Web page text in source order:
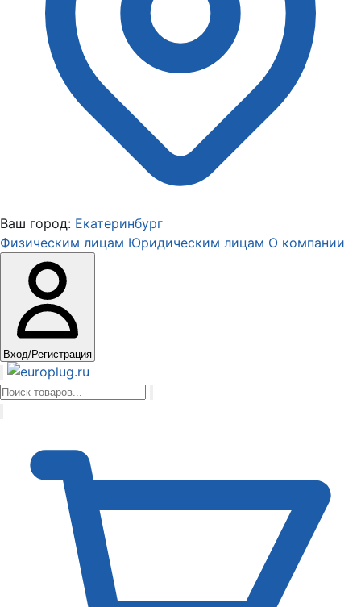
Ваш город: Екатеринбург
Физическим лицам Юридическим лицам О компании
Вход/Регистрация